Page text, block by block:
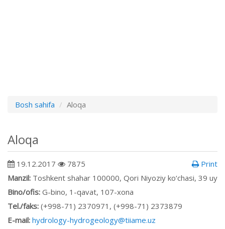
Bosh sahifa Aloqa
Aloqa
19.12.2017 7875
Print
Manzil: Toshkent shahar 100000, Qori Niyoziy ko‘chasi, 39 uy
Bino/ofis: G-bino, 1-qavat, 107-xona
Tel./faks: (+998-71) 2370971, (+998-71) 2373879
E-mail: hydrology-hydrogeology@tiiame.uz